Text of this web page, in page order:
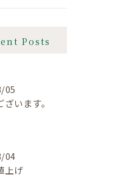
Posts
05
います。
04
上げ